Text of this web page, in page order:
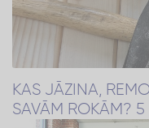
KAS JĀZINA,
SAVĀM ROKĀM?